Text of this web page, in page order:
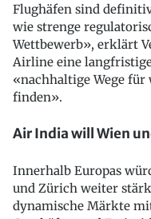
Flughäfen sind
wie strenge
Wettbewerb», erklärt
Airline eine
«nachhaltige Wege für
finden».
Air India will Wien
Innerhalb Europas
und Zürich weiter
dynamische Märkte